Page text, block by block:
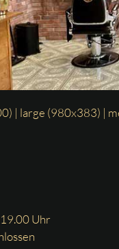
| large (980x383) |
Uhr